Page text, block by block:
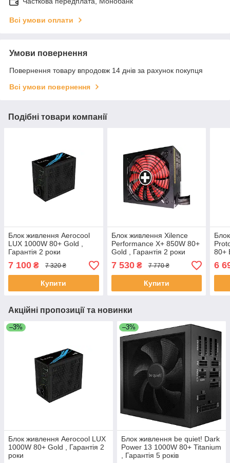
Всі умови оплати
Умови повернення
Повернення товару впродовж 14 днів за рахунок покупця
Всі умови повернення
Подібні товари компанії
Блок живлення Aerocool
LUX 1000W 80+ Gold ,
Гарантія 2 роки
7 100 ₴ 7 320 ₴
Купити
Блок живлення Xilence
Performance X+ 850W 80+
Gold , Гарантія 2 роки
7 530₴ 7 770 ₴
Купити
80+
роки
6
Акційні пропозиції та новинки
–3%
Блок живлення Aerocool LUX
1000W 80+ Gold , Гарантія 2
роки
–3%
Блок живлення be quiet! Dark
Power 13 1000W 80+ Titanium
, Гарантія 5 років